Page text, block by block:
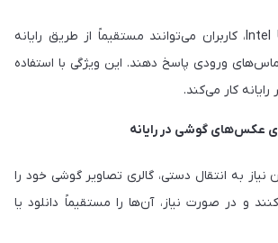
با استفاده از Intel Unison، کاربران می‌توانند مستقیماً از طریق رایانه
ورودی پاسخ دهند. این ویژگی با استفاده
کار می‌کند.
عکس‌های گوشی در رایانه
نیاز به انتقال دستی، گالری تصاویر گوشی خود را
و در صورت نیاز، آن‌ها را مستقیماً دانلود یا